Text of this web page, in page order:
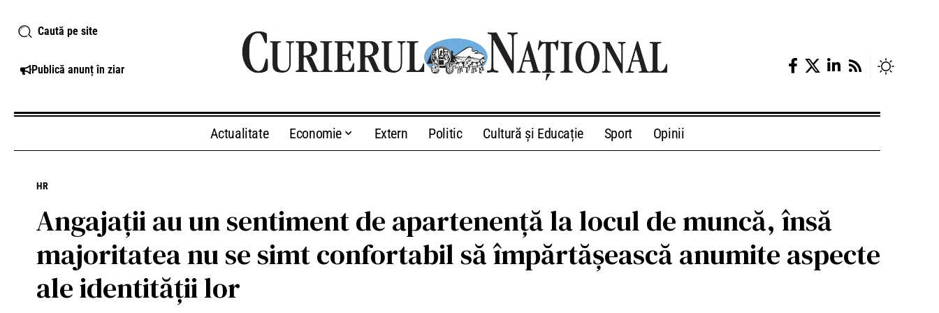
Caută pe site
Publică anunț în ziar
Actualitate Economie Extern Politic Cultură și Educație Sport Opinii
HR
Angajaţii au un sentiment de apartenență la locul de muncă, însă
majoritatea nu se simt confortabil să împărtășească anumite aspecte
ale identității lor